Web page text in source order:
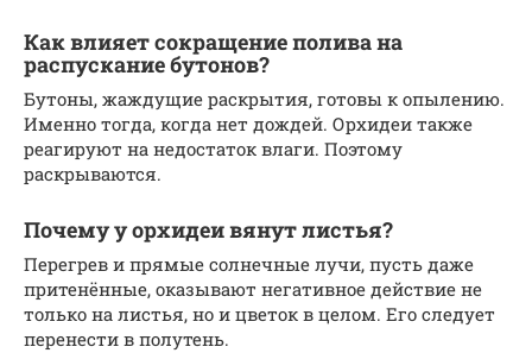
Как влияет сокращение полива на
распускание бутонов?
Бутоны, жаждущие раскрытия, готовы к опылению.
Именно тогда, когда нет дождей. Орхидеи также
реагируют на недостаток влаги. Поэтому
раскрываются.
Почему у орхидеи вянут листья?
Перегрев и прямые солнечные лучи, пусть даже
притенённые, оказывают негативное действие не
только на листья, но и цветок в целом. Его следует
перенести в полутень.